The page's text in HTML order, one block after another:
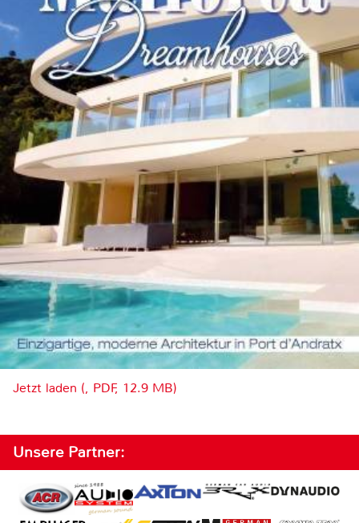
Jetzt laden (, PDF, 12.9 MB)
Unsere Partner: